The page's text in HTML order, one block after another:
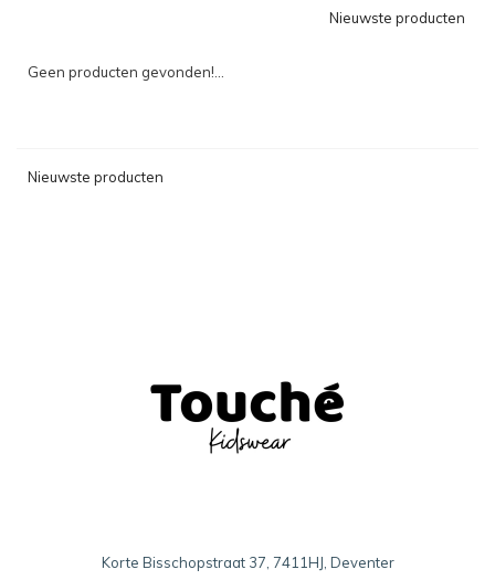
Nieuwste producten
Geen producten gevonden!...
Nieuwste producten
Korte Bisschopstraat 37, 7411HJ, Deventer